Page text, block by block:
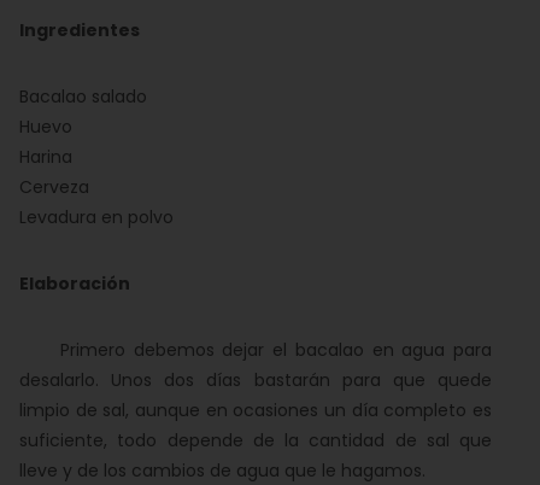
Ingredientes
Bacalao salado
Huevo
Harina
Cerveza
Levadura en polvo
Elaboración
Primero debemos dejar el bacalao en agua para
desalarlo. Unos dos días bastarán para que quede
limpio de sal, aunque en ocasiones un día completo es
suficiente, todo depende de la cantidad de sal que
lleve y de los cambios de agua que le hagamos.